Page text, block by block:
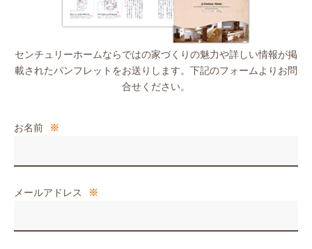
センチュリーホームならではの家づくりの魅力や詳しい情報が掲
載されたパンフレットをお送りします。下記のフォームよりお問
合せください。
お名前 ※
メールアドレス ※